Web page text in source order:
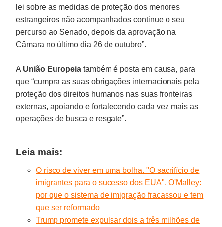
lei sobre as medidas de proteção dos menores
estrangeiros não acompanhados continue o seu
percurso ao Senado, depois da aprovação na
Câmara no último dia 26 de outubro”.
A União Europeia também é posta em causa, para
que “cumpra as suas obrigações internacionais pela
proteção dos direitos humanos nas suas fronteiras
externas, apoiando e fortalecendo cada vez mais as
operações de busca e resgate”.
Leia mais:
O risco de viver em uma bolha. "O sacrifício de
imigrantes para o sucesso dos EUA". O'Malley:
por que o sistema de imigração fracassou e tem
que ser reformado
Trump promete expulsar dois a três milhões de